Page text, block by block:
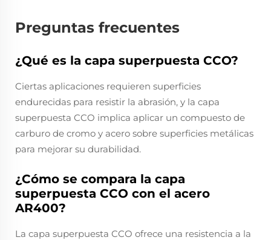
Preguntas frecuentes
¿Qué es la capa superpuesta CCO?
Ciertas aplicaciones requieren superficies
endurecidas para resistir la abrasión, y la capa
superpuesta CCO implica aplicar un compuesto de
carburo de cromo y acero sobre superficies metálicas
para mejorar su durabilidad.
¿Cómo se compara la capa
superpuesta CCO con el acero
AR400?
La capa superpuesta CCO ofrece una resistencia a la